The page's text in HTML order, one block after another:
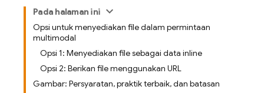
Pada halaman ini
Opsi untuk menyediakan file dalam permintaan
multimodal
Opsi 1: Menyediakan file sebagai data inline
Opsi 2: Berikan file menggunakan URL
Gambar: Persyaratan, praktik terbaik, dan batasan